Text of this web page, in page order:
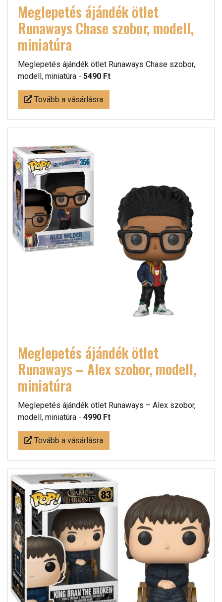
Meglepetés ájándék ötlet
Runaways Chase szobor, modell,
miniatúra
Meglepetés ájándék ötlet Runaways Chase szobor,
modell, miniatúra - 5490 Ft
Tovább a vásárlásra
Meglepetés ájándék ötlet
Runaways – Alex szobor, modell,
miniatúra
Meglepetés ájándék ötlet Runaways – Alex szobor,
modell, miniatúra - 4990 Ft
Tovább a vásárlásra